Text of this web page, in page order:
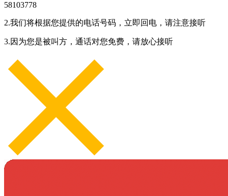
58103778
2.我们将根据您提供的电话号码，立即回电，请注意接听
3.因为您是被叫方，通话对您免费，请放心接听